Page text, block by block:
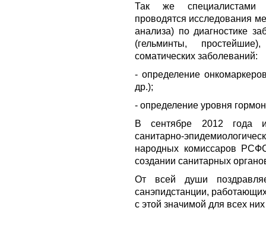
Так же специалистами
проводятся исследования
анализа) по диагностике
(гельминты,
соматических заболеваний:
- определение
др.);
- определение уровня
В сентябре 2012 года
санитарно-
народных комиссаров
создании санитарных
От всей души
санэпидстанции,
с этой значимой для всех